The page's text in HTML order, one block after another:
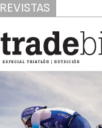
REVISTAS